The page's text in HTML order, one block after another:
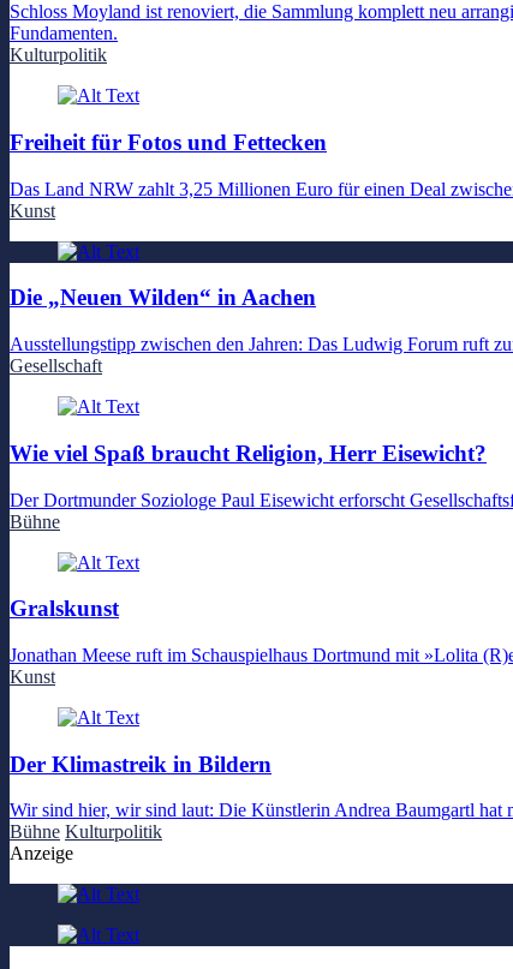
Schloss Moyland ist renoviert, die Sammlung komplett neu
Fundamenten.
Kulturpolitik
Freiheit für Fotos und Fettecken
Das Land NRW zahlt 3,25 Millionen Euro für einen Deal
Kunst
Die „Neuen Wilden“ in Aachen
Ausstellungstipp zwischen den Jahren: Das Ludwig Forum ruft
Gesellschaft
Wie viel Spaß braucht Religion, Herr Eisewicht?
Der Dortmunder Soziologe Paul Eisewicht erforscht
Bühne
Gralskunst
Jonathan Meese ruft im Schauspielhaus Dortmund mit »Lolita
Kunst
Der Klimastreik in Bildern
Wir sind hier, wir sind laut: Die Künstlerin Andrea Baumgartl
Bühne Kulturpolitik
Anzeige